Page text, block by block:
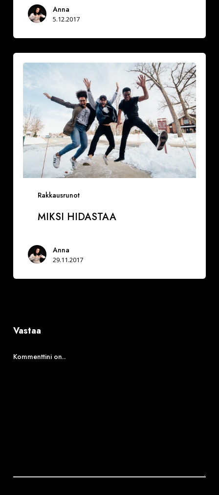
Anna
5.12.2017
Rakkausrunot
hidastaa
MIKSI HIDASTAA
Anna
29.11.2017
Vastaa
Kommenttini on..